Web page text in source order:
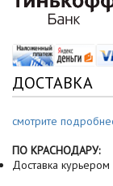
ДОСТАВКА
смотрите
ПО КРАСНОДАРУ:
Доставка